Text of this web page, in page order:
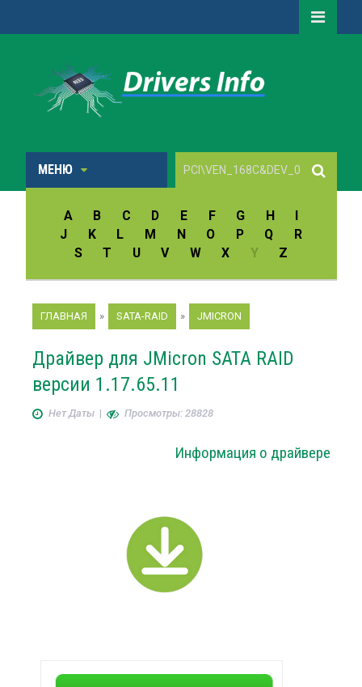
МЕНЮ
A B C D E F G H
I
J
K L M N O P Q
R
S
T U V W X Y Z
ГЛАВНАЯ » SATA-RAID » JMICRON
Драйвер для JMicron SATA RAID
версии 1.17.65.11
Нет Даты| Просмотры: 28828
Информация о драйвере